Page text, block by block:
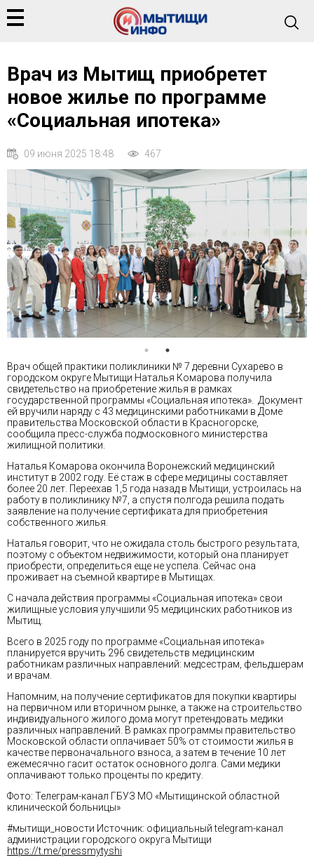
Врач из Мытищ приобретет
новое жилье по программе
«Социальная ипотека»
09 июня 2025 18:48 467
Врач общей практики поликлиники № 7 деревни Сухарево в
городском округе Мытищи Наталья Комарова получила
свидетельство на приобретение жилья в рамках
государственной программы «Социальная ипотека». Документ
ей вручили наряду с 43 медицинскими работниками в Доме
правительства Московской области в Красногорске,
сообщила пресс-служба подмосковного министерства
жилищной политики.
Наталья Комарова окончила Воронежский медицинский
институт в 2002 году. Её стаж в сфере медицины составляет
более 20 лет. Переехав 1,5 года назад в Мытищи, устроилась на
работу в поликлинику №7, а спустя полгода решила подать
заявление на получение сертификата для приобретения
собственного жилья.
Наталья говорит, что не ожидала столь быстрого результата,
поэтому с объектом недвижимости, который она планирует
приобрести, определиться еще не успела. Сейчас она
проживает на съемной квартире в Мытищах.
С начала действия программы «Социальная ипотека» свои
жилищные условия улучшили 95 медицинских работников из
Мытищ.
Всего в 2025 году по программе «Социальная ипотека»
планируется вручить 296 свидетельств медицинским
работникам различных направлений: медсестрам, фельдшерам
и врачам.
Напомним, на получение сертификатов для покупки квартиры
на первичном или вторичном рынке, а также на строительство
индивидуального жилого дома могут претендовать медики
различных направлений. В рамках программы правительство
Московской области оплачивает 50% от стоимости жилья в
качестве первоначального взноса, а затем в течение 10 лет
ежемесячно гасит остаток основного долга. Сами медики
оплачивают только проценты по кредиту.
Фото: Телеграм-канал ГБУЗ МО «Мытищинской областной
клинической больницы»
#мытищи_новости Источник: официальный telegram-канал
администрации городского округа Мытищи
https://t.me/pressmytyshi